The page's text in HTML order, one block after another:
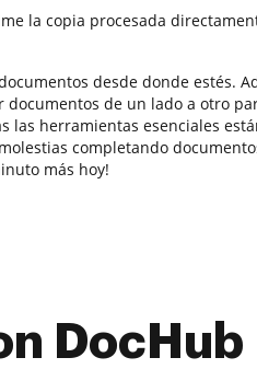
la copia procesada
desde donde estés.
documentos de un lado a otro
las herramientas esenciales
completando
más hoy!
DocHub